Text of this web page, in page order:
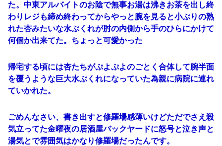
た。中東アルバイトのお陰で無事お湯は沸きお茶を出し終
わりレジも締め終わってからやっと腕を見ると小ぶりの熟
れた杏みたいな水ぶくれが肘の内側から手のひらにかけて
何個か出来てた。ちょっと可愛かった
帰宅する頃には杏たちがぷよぷよのごとく合体して腕半面
を覆うような巨大水ぶくれになっていた為親に病院に連れ
ていかれた。
ごめんなさい、書き出すと修羅場感薄いけどただでさえ殺
気立ってた金曜夜の居酒屋バックヤードに怒号と泣き声と
湯気とで雰囲気はかなり修羅場だったんです。